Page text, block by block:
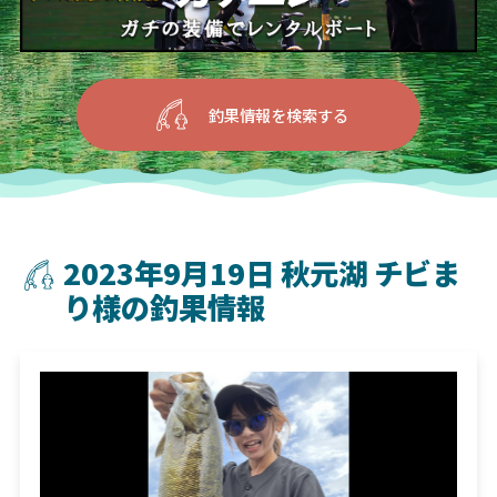
釣果情報を検索する
2023年9月19日 秋元湖 チビま
り様の釣果情報